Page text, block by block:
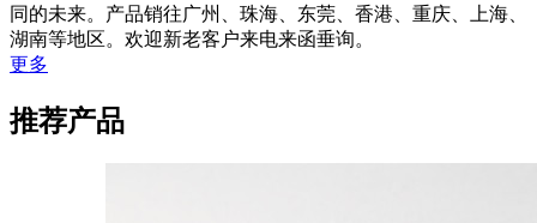
同的未来。产品销往广州、珠海、东莞、香港、重庆、上海、
湖南等地区。欢迎新老客户来电来函垂询。
更多
推荐产品